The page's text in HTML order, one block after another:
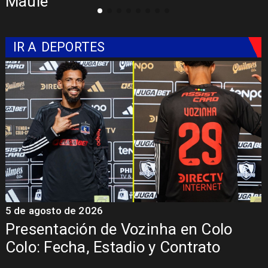
IR A DEPORTES
La Roja enfrentará a los anfitriones
del Mundial 2026
5 de agosto de 2026